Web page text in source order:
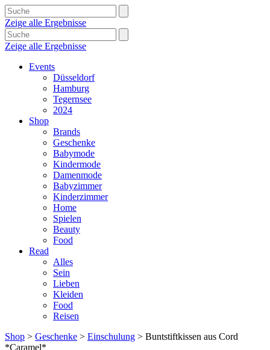
Zeige alle Ergebnisse
Zeige alle Ergebnisse
Events
Düsseldorf
Hamburg
Tegernsee
2024
Shop
Brands
Geschenke
Babymode
Kindermode
Damenmode
Babyzimmer
Kinderzimmer
Home
Spielen
Beauty
Food
Read
Alles
Sein
Lieben
Kleiden
Food
Reisen
Shop > Geschenke > Einschulung > Buntstiftkissen aus Cord
*Caramel*